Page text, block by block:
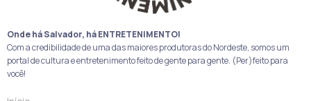
Onde há Salvador, há ENTRETENIMENTO!
Com a credibilidade de uma das maiores produtoras do Nordeste, somos um
portal de cultura e entretenimento feito de gente para gente. (Per)feito para
você!